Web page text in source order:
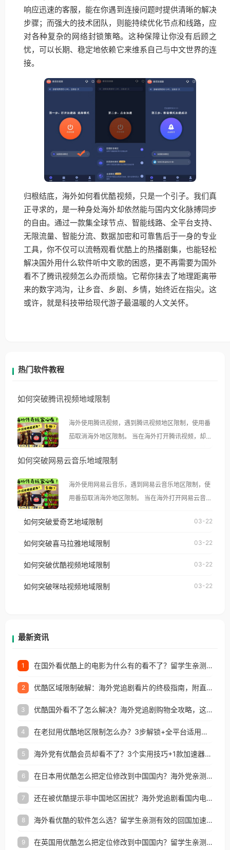
响应迅速的客服，能在你遇到连接问题时提供清晰的解决
步骤；而强大的技术团队，则能持续优化节点和线路，应
对各种复杂的网络封锁策略。这种保障让你没有后顾之
忧，可以长期、稳定地依赖它来维系自己与中文世界的连
接。
归根结底，海外如何看优酷视频，只是一个引子。我们真
正寻求的，是一种身处海外却依然能与国内文化脉搏同步
的自由。通过一款集全球节点、智能线路、全平台支持、
无限流量、智能分流、数据加密和可靠售后于一身的专业
工具，你不仅可以流畅观看优酷上的热播剧集，也能轻松
解决国外用什么软件听中文歌的困惑，更不再需要为国外
看不了腾讯视频怎么办而烦恼。它帮你抹去了地理距离带
来的数字鸿沟，让乡音、乡剧、乡情，始终近在指尖。这
或许，就是科技带给现代游子最温暖的人文关怀。
热门软件教程
如何突破腾讯视频地域限制
海外使用腾讯视频，遇到腾讯视频地区限制，使用番
茄取消海外地区限制。 当在海外打开腾讯视频，却突
示语。 海外用户如香港、澳门、台湾、美国、加拿
像其他音乐平台一样，出现地区及版权限制问题，且
仅能在中国大陆地区播放。 遇到这个问题的朋友们，
台湾、美国、加拿大、澳大利亚、欧洲等国家和地区
权限制所困扰。
如何突破网易云音乐地域限制
海外使用网易云音乐，遇到网易云音乐地区限制，使
用番茄取消海外地区限制。 当在海外打开网易云音
播放”的提示语。 海外用户如香港、澳门、台湾、美
制问题，且仅能在中国大陆地区播放。 遇到这个问题
户收听网易云音乐地区版权限制」的问题，无论人在
如何突破爱奇艺地域限制 03-22
如何突破喜马拉雅地域限制 03-22
如何突破优酷视频地域限制 03-22
如何突破咪咕视频地域限制 03-22
最新资讯
1 在国外看优酷上的电影为什么有的看不了？留学生亲测有效的回国加速方案
2 优酷区域限制破解：海外党追剧看片的终极指南，附直播欧冠+1905电影网解决方案
3 优酷国外看不了怎么解决？海外党追剧购物全攻略，这招亲测有效！
4 在老挝用优酷地区限制怎么办？3步解锁+全平台适用的回国加速器指南
5 海外党有优酷会员却看不了？3个实用技巧+1款加速器解决追剧&金融APP难题
6 在日本用优酷怎么把定位修改到中国国内？海外党亲测有效的回国加速指南
7 还在被优酷提示非中国地区困扰？海外党追剧看国内电影的正确打开方式
8 海外看优酷的软件怎么选？留学生亲测有效的回国加速方案
9 在英国用优酷怎么把定位修改到中国国内？留学生亲测有效的回国加速方案